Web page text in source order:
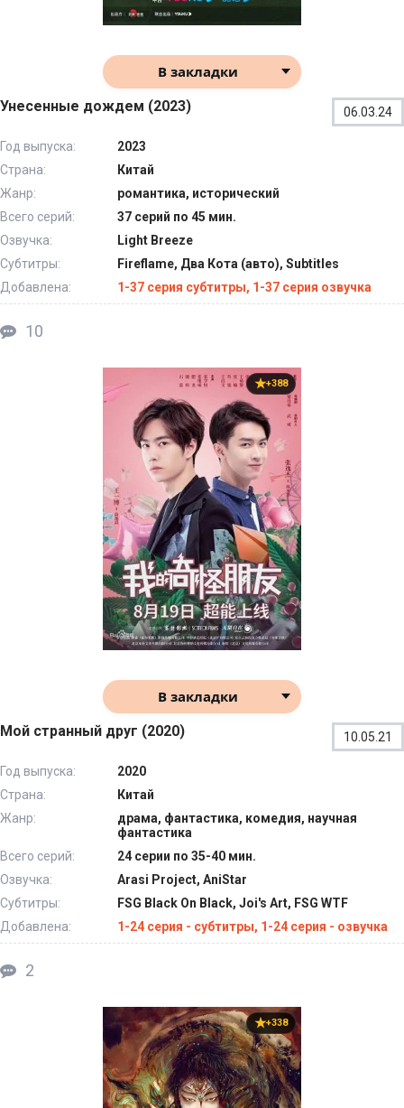
В закладки
Унесенные дождем (2023) 06.03.24
Год выпуска:
2023
Страна:
Китай
Жанр:
романтика, исторический
Всего серий:
37 серий по 45 мин.
Озвучка:
Light Breeze
Субтитры:
Fireflame, Два Кота (авто), Subtitles
Добавлена:
1-37 серия субтитры, 1-37 серия озвучка
10
+388
В закладки
Мой странный друг (2020) 10.05.21
Год выпуска:
2020
Страна:
Китай
Жанр:
драма, фантастика, комедия, научная
фантастика
Всего серий:
24 серии по 35-40 мин.
Озвучка:
Arasi Project, AniStar
Субтитры:
FSG Black On Black, Joi's Art, FSG WTF
Добавлена:
1-24 серия - субтитры, 1-24 серия - озвучка
2
+338